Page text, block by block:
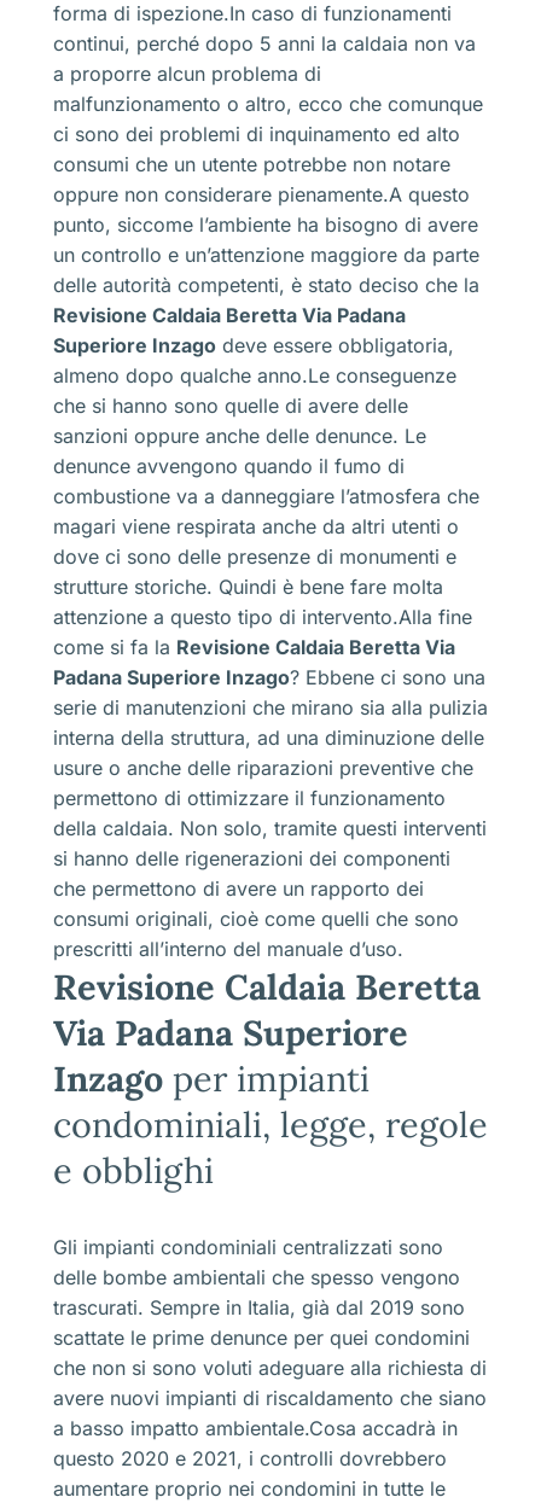
forma di ispezione.In caso di funzionamenti
continui, perché dopo 5 anni la caldaia non va
a proporre alcun problema di
malfunzionamento o altro, ecco che comunque
ci sono dei problemi di inquinamento ed alto
consumi che un utente potrebbe non notare
oppure non considerare pienamente.A questo
punto, siccome l’ambiente ha bisogno di avere
un controllo e un’attenzione maggiore da parte
delle autorità competenti, è stato deciso che la
Revisione Caldaia Beretta Via Padana
Superiore Inzago deve essere obbligatoria,
almeno dopo qualche anno.Le conseguenze
che si hanno sono quelle di avere delle
sanzioni oppure anche delle denunce. Le
denunce avvengono quando il fumo di
combustione va a danneggiare l’atmosfera che
magari viene respirata anche da altri utenti o
dove ci sono delle presenze di monumenti e
strutture storiche. Quindi è bene fare molta
attenzione a questo tipo di intervento.Alla fine
come si fa la Revisione Caldaia Beretta Via
Padana Superiore Inzago? Ebbene ci sono una
serie di manutenzioni che mirano sia alla pulizia
interna della struttura, ad una diminuzione delle
usure o anche delle riparazioni preventive che
permettono di ottimizzare il funzionamento
della caldaia. Non solo, tramite questi interventi
si hanno delle rigenerazioni dei componenti
che permettono di avere un rapporto dei
consumi originali, cioè come quelli che sono
prescritti all’interno del manuale d’uso.
Revisione Caldaia Beretta
Via Padana Superiore
Inzago per impianti
condominiali, legge, regole
e obblighi
Gli impianti condominiali centralizzati sono
delle bombe ambientali che spesso vengono
trascurati. Sempre in Italia, già dal 2019 sono
scattate le prime denunce per quei condomini
che non si sono voluti adeguare alla richiesta di
avere nuovi impianti di riscaldamento che siano
a basso impatto ambientale.Cosa accadrà in
questo 2020 e 2021, i controlli dovrebbero
aumentare proprio nei condomini in tutte le